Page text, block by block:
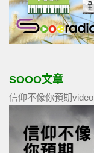
SOOO文章
信仰不像你預期video